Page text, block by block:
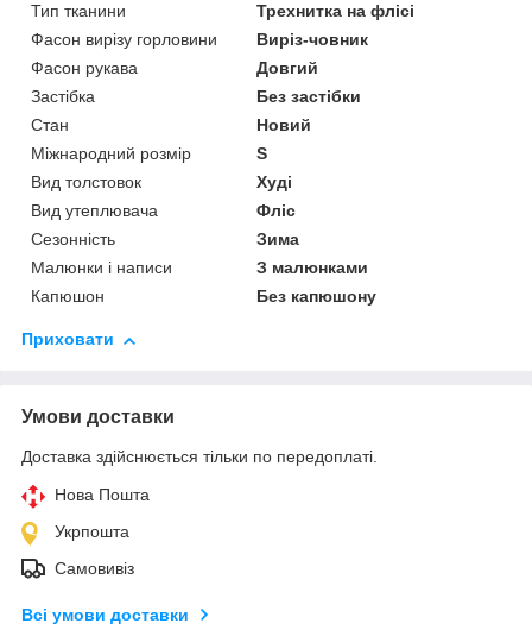
Тип тканини
Трехнитка на флісі
Фасон вирізу горловини
Виріз-човник
Фасон рукава
Довгий
Застібка
Без застібки
Стан
Новий
Міжнародний розмір
S
Вид толстовок
Худі
Вид утеплювача
Фліс
Сезонність
Зима
Малюнки і написи
З малюнками
Капюшон
Без капюшону
Приховати
Умови доставки
Доставка здійснюється тільки по передоплаті.
Нова Пошта
Укрпошта
Самовивіз
Всі умови доставки